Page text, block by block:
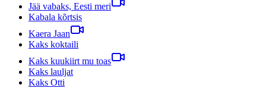
Jää vabaks, Eesti meri
Kabala kõrtsis
Kaera Jaan
Kaks koktaili
Kaks kuukiirt mu toas
Kaks lauljat
Kaks Otti